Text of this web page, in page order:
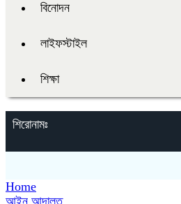
বিনোদন
লাইফস্টাইল
শিক্ষা
শিরোনামঃ
Home
আইন আদালত